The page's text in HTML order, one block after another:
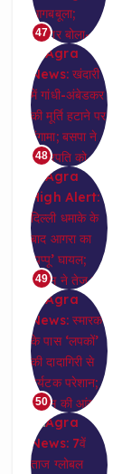
47
48
49
50